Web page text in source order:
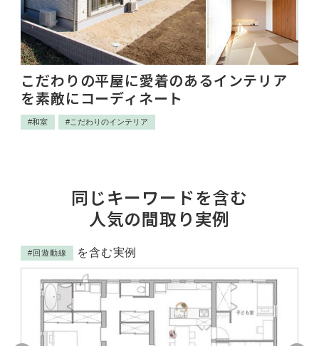
こだわりの平屋に愛着のあるインテリア
を素敵にコーディネート
#和室 #こだわりのインテリア
同じキーワードを含む
人気の間取り実例
#回遊動線 を含む実例